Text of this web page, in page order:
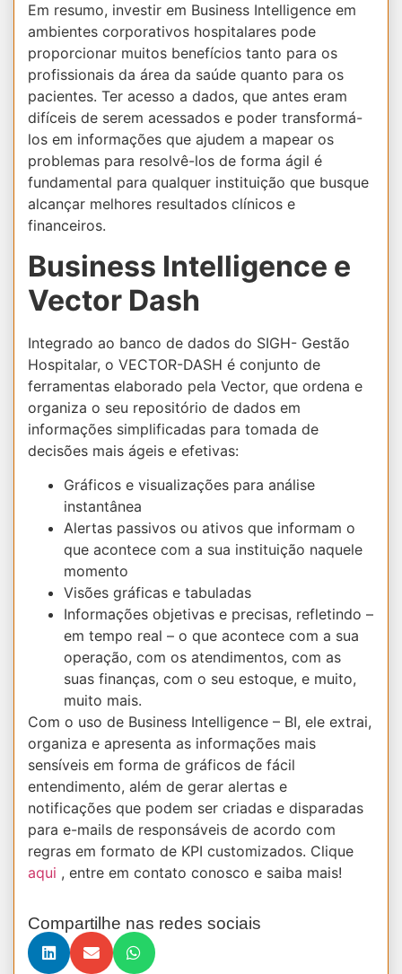
Em resumo, investir em Business Intelligence em
ambientes corporativos hospitalares pode
proporcionar muitos benefícios tanto para os
profissionais da área da saúde quanto para os
pacientes. Ter acesso a dados, que antes eram
difíceis de serem acessados e poder transformá-
los em informações que ajudem a mapear os
problemas para resolvê-los de forma ágil é
fundamental para qualquer instituição que busque
alcançar melhores resultados clínicos e
financeiros.
Business Intelligence e
Vector Dash
Integrado ao banco de dados do SIGH- Gestão
Hospitalar, o VECTOR-DASH é conjunto de
ferramentas elaborado pela Vector, que ordena e
organiza o seu repositório de dados em
informações simplificadas para tomada de
decisões mais ágeis e efetivas:
Gráficos e visualizações para análise
instantânea
Alertas passivos ou ativos que informam o
que acontece com a sua instituição naquele
momento
Visões gráficas e tabuladas
Informações objetivas e precisas, refletindo –
em tempo real – o que acontece com a sua
operação, com os atendimentos, com as
suas finanças, com o seu estoque, e muito,
muito mais.
Com o uso de Business Intelligence – BI, ele extrai,
organiza e apresenta as informações mais
sensíveis em forma de gráficos de fácil
entendimento, além de gerar alertas e
notificações que podem ser criadas e disparadas
para e-mails de responsáveis de acordo com
regras em formato de KPI customizados. Clique
aqui , entre em contato conosco e saiba mais!
Compartilhe nas redes sociais